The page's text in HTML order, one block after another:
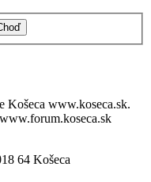
Košeca www.koseca.sk.
64 Košeca